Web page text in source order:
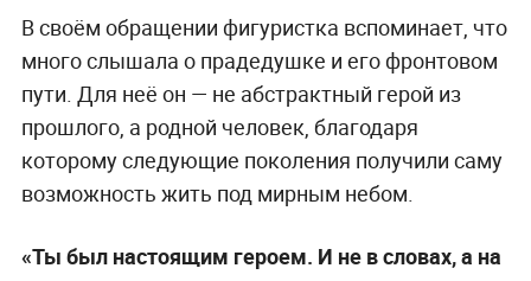
В своём обращении фигуристка вспоминает, что
много слышала о прадедушке и его фронтовом
пути. Для неё он — не абстрактный герой из
прошлого, а родной человек, благодаря
которому следующие поколения получили саму
возможность жить под мирным небом.
«Ты был настоящим героем. И не в словах, а на